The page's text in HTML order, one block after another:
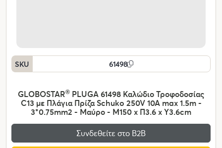
SKU 61498
GLOBOSTAR® PLUGA 61498 Καλώδιο Τροφοδοσίας
C13 με Πλάγια Πρίζα Schuko 250V 10A max 1.5m -
3*0.75mm2 - Μαύρο - Μ150 x Π3.6 x Υ3.6cm
Συνδεθείτε στο Β2Β